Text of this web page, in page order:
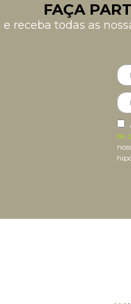
FAÇA
e receba todas as
de